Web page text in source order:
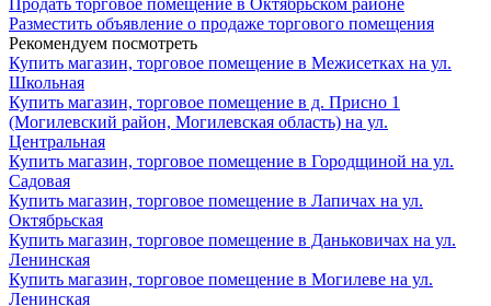
Разместить объявление о продаже торгового помещения
Рекомендуем посмотреть
Купить магазин, торговое помещение в Межисетках на ул.
Школьная
Купить магазин, торговое помещение в д. Присно 1
(Могилевский район, Могилевская область) на ул.
Центральная
Купить магазин, торговое помещение в Городщиной на ул.
Садовая
Купить магазин, торговое помещение в Лапичах на ул.
Октябрьская
Купить магазин, торговое помещение в Даньковичах на ул.
Ленинская
Купить магазин, торговое помещение в Могилеве на ул.
Ленинская